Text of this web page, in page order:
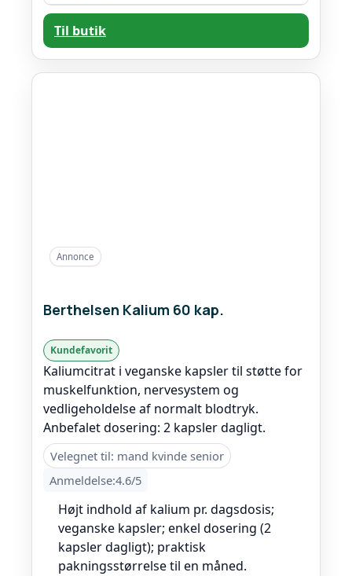
Til butik
Annonce
Berthelsen Kalium 60 kap.
Kundefavorit
Kaliumcitrat i veganske kapsler til støtte for
muskelfunktion, nervesystem og
vedligeholdelse af normalt blodtryk.
Anbefalet dosering: 2 kapsler dagligt.
Velegnet til: mand kvinde senior
Anmeldelse:4.6/5
Højt indhold af kalium pr. dagsdosis;
veganske kapsler; enkel dosering (2
kapsler dagligt); praktisk
pakningsstørrelse til en måned.